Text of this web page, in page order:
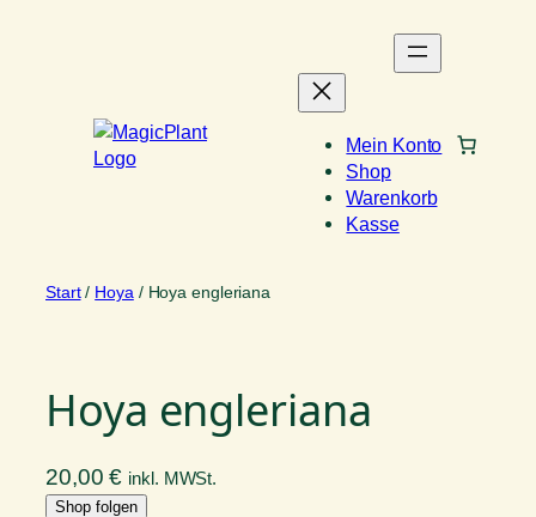
Mein Konto
Shop
Warenkorb
Kasse
Start/ Hoya / Hoya engleriana
Hoya engleriana
20,00€ inkl. MWSt.
Shop folgen